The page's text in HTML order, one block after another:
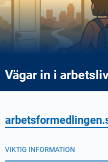
Vägar in i
VIKTIG INFORMATION